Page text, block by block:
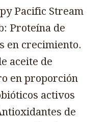
Pacific Stream
Proteína de
en crecimiento.
aceite de
en proporción
activos
de